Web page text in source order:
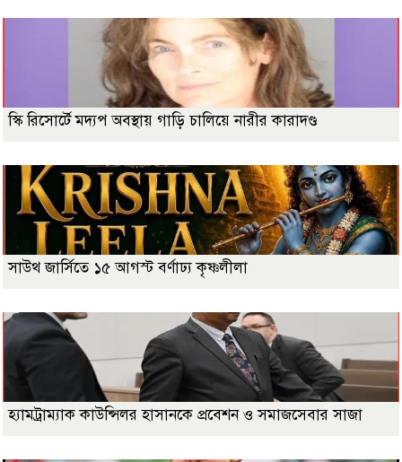
স্কি রিসোর্টে মদ্যপ অবস্থায় গাড়ি চালিয়ে নারীর কারাদণ্ড
সাউথ জার্সিতে ১৫ আগস্ট বর্ণাঢ্য কৃষ্ণলীলা
হ্যামট্রাম্যাক কাউন্সিলর হাসানকে প্রবেশন ও সমাজসেবার সাজা